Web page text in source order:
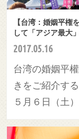
【台湾：婚姻平権
して「アジア最大
2017.05.16
台湾の婚姻平
きをご紹介す
５月６日（土